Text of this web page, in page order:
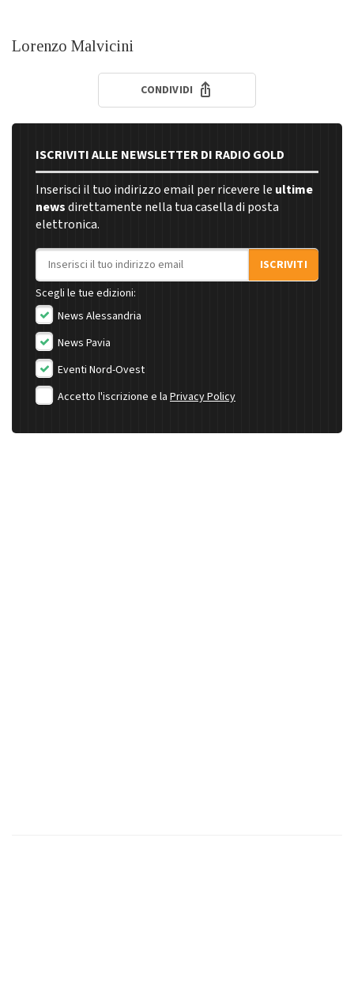
Lorenzo Malvicini
CONDIVIDI
ISCRIVITI ALLE NEWSLETTER DI RADIO GOLD
Inserisci il tuo indirizzo email per ricevere le ultime
newsdirettamente nella tua casella di posta
elettronica.
Indirizzo email
ISCRIVITI
Scegli le tue edizioni:
News Alessandria
News Pavia
Eventi Nord-Ovest
Accetto l'iscrizione e la Privacy Policy